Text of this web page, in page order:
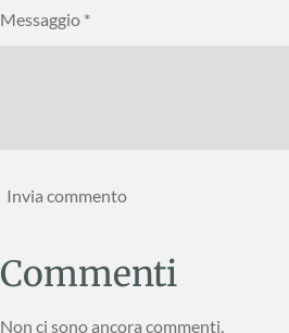
Messaggio *
Invia commento
Commenti
Non ci sono ancora commenti.